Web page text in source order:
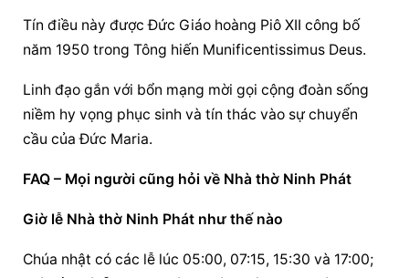
Tín điều này được Đức Giáo hoàng Piô XII công bố
năm 1950 trong Tông hiến Munificentissimus Deus.
Linh đạo gắn với bổn mạng mời gọi cộng đoàn sống
niềm hy vọng phục sinh và tín thác vào sự chuyển
cầu của Đức Maria.
FAQ – Mọi người cũng hỏi về Nhà thờ Ninh Phát
Giờ lễ Nhà thờ Ninh Phát như thế nào
Chúa nhật có các lễ lúc 05:00, 07:15, 15:30 và 17:00;